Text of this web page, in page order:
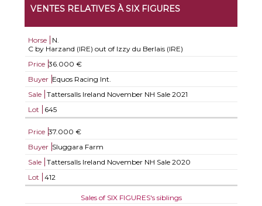
VENTES RELATIVES À SIX FIGURES
Horse
N.
C by Harzand (IRE) out of Izzy du Berlais (IRE)
Price 36.000 €
Buyer Equos Racing Int.
Sale
Tattersalls Ireland November NH Sale 2021
Lot
645
Price 37.000 €
Buyer Sluggara Farm
Sale
Tattersalls Ireland November NH Sale 2020
Lot
412
Sales of SIX FIGURES's siblings